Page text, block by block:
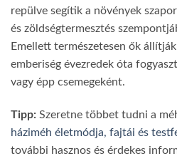
repülve segítik a növények
és zöldségtermesztés
Emellett természetesen ők
emberiség évezredek óta
vagy épp csemegeként.
Tipp: Szeretne többet tudni a
háziméh életmódja, fajtái és
további hasznos és érdekes